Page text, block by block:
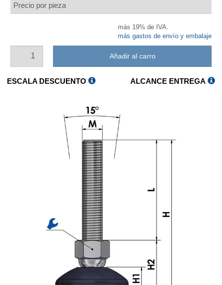
Precio por pieza
más 19% de IVA.
más gastos de envío y embalaje
Añadir al carro
ESCALA DESCUENTO ALCANCE ENTREGA